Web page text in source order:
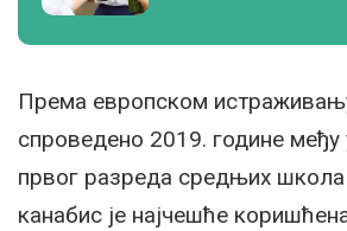
Према европском
спроведено 2019. године међу
првог разреда средњих школа
канабис је најчешће